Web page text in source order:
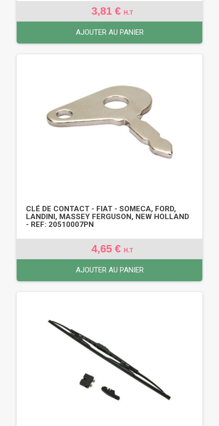
3,81 € H.T
AJOUTER AU PANIER
CLÉ DE CONTACT - FIAT - SOMECA, FORD,
LANDINI, MASSEY FERGUSON, NEW HOLLAND
- REF: 20510007PN
4,65 € H.T
AJOUTER AU PANIER